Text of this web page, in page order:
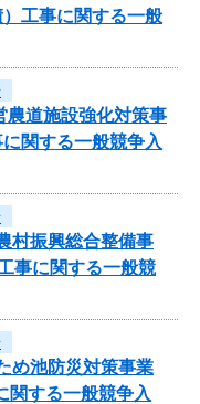
工事に関する一般
道施設強化対策事
関する一般競争入
村振興総合整備事
事に関する一般競
め池防災対策事業
関する一般競争入